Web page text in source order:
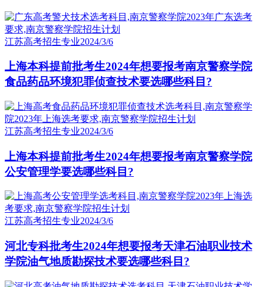
江苏高考招生专业2024/3/6
上海本科提前批考生2024年想要报考南京警察学院
食品药品环境犯罪侦查技术要选哪些科目?
江苏高考招生专业2024/3/6
上海本科提前批考生2024年想要报考南京警察学院
公安管理学要选哪些科目?
江苏高考招生专业2024/3/6
河北专科批考生2024年想要报考天津石油职业技术
学院油气地质勘探技术要选哪些科目?